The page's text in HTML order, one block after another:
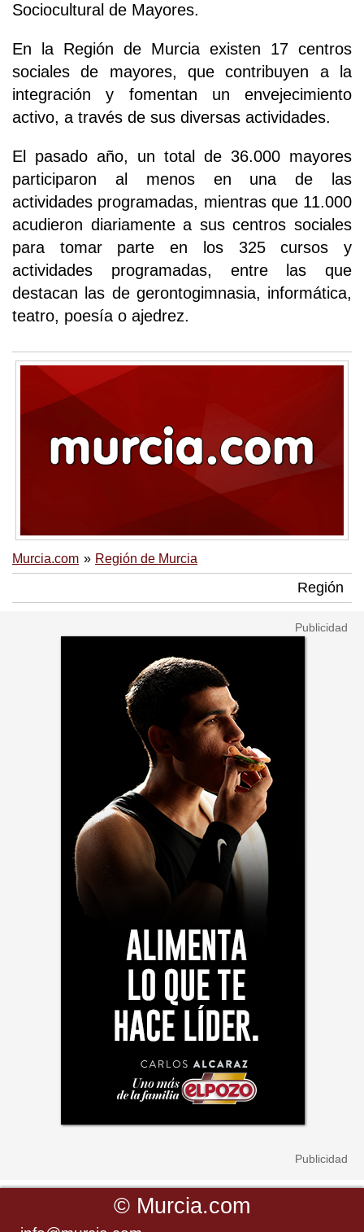
Sociocultural de Mayores.
En la Región de Murcia existen 17 centros
sociales de mayores, que contribuyen a la
integración y fomentan un envejecimiento
activo, a través de sus diversas actividades.
El pasado año, un total de 36.000 mayores
participaron al menos en una de las
actividades programadas, mientras que 11.000
acudieron diariamente a sus centros sociales
para tomar parte en los 325 cursos y
actividades programadas, entre las que
destacan las de gerontogimnasia, informática,
teatro, poesía o ajedrez.
Murcia.com Región de Murcia
Región
© Murcia.com